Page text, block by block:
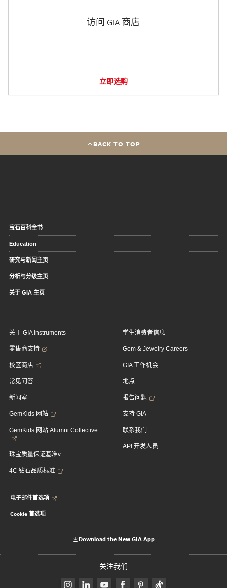
访问 GIA 商店
立即选购
BACK TO TOP
宝石百科全书
Education
研究与新闻主页
分析与分级主页
关于 GIA 主页
关于 GIA Instruments
零售商支持
校区商店
常见问答
新闻室
GemKids 网站
GemKids 网站 Alumni Collective
珠宝质量保证基准v
4C 钻石品质标准
学生消费者信息
Gem & Jewelry Careers
GIA 工作机会
地点
报告问题
支持 GIA
联系我们
API 开发人员
电子邮件首选项
Cookie 首选项
Download the New GIA App
关注我们